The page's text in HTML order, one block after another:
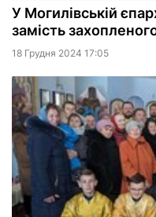
У Могилівській
замість
18 Грудня 2024 17:05